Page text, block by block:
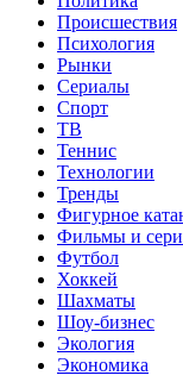
Происшествия
Психология
Рынки
Сериалы
Спорт
ТВ
Теннис
Технологии
Тренды
Фигурное
Фильмы и
Футбол
Хоккей
Шахматы
Шоу-бизнес
Экология
Экономика